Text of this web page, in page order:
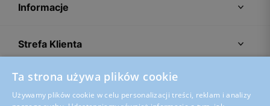
Informacje
Strefa Klienta
Porady
Ta strona używa plików cookie
Używamy plików cookie w celu personalizacji treści, reklam i analizy